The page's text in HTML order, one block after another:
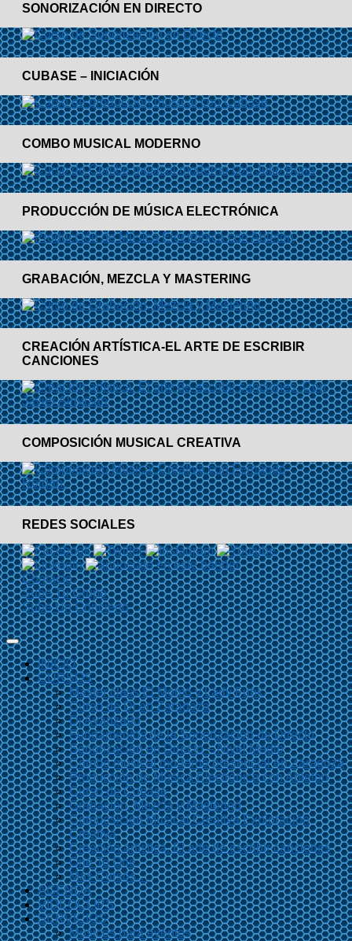
SONORIZACIÓN EN DIRECTO
CUBASE – INICIACIÓN
COMBO MUSICAL MODERNO
PRODUCCIÓN DE MÚSICA ELECTRÓNICA
GRABACIÓN, MEZCLA Y MASTERING
CREACIÓN ARTÍSTICA-EL ARTE DE ESCRIBIR
CANCIONES
COMPOSICIÓN MUSICAL CREATIVA
REDES SOCIALES
Contacto
Sube Tu Grupo
Sube Un Concierto
INICIO
CURSOS
Master class El Momo y Lady Funk
Curso de Dj en Zaragoza
Dj Avanzado
Fundamentos de la Sonorización de Directo
Sonorización en Directo – Nivel Medio
Combo musical moderno presencial en Zaragoza
Producción de Música Electrónica con Ableton
Curso de Cubase
Grabación, Mezcla y Mastering
Composición Musical Creativa Exploración
Creativa
Creación artística. El arte de escribir canciones
One To One
Más Cursos…
AGENDA
VIDEOCLIPS
SERVICIOS
Músicos para eventos